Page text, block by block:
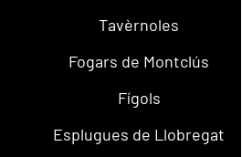
Tavèrnoles
Fogars de Montclús
Fígols
Esplugues de Llobregat